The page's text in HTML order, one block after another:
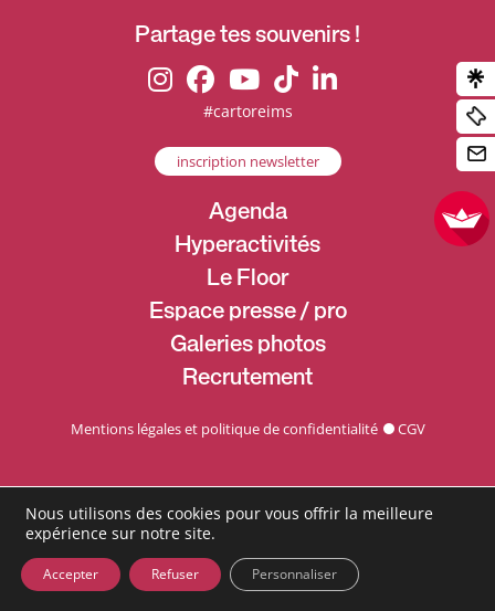
Partage tes souvenirs !
#cartoreims
inscription newsletter
Agenda
Hyperactivités
Le Floor
Espace presse / pro
Galeries photos
Recrutement
Mentions légales et politique de confidentialité CGV
Nous utilisons des cookies pour vous offrir la meilleure
expérience sur notre site.
Accepter Refuser Personnaliser